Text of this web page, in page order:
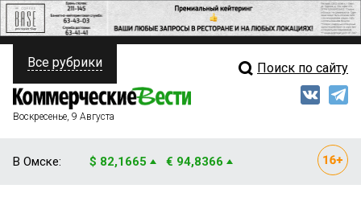
ПОЛИТИКА
ФИНАНСЫ
Свежий выпуск
Все рубрики Поиск по сайту
Воскресенье, 9 Августа
В Омске: $ 82,1665 € 94,8366